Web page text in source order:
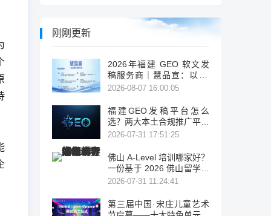
刚刚更新
2026年福建 GEO 软文发
稿服务商｜慧品宣：以 AI
技术赋能品牌全域传播
2026-08-07 16:00:05
福建GEO发稿平台怎么
选？两大本土合规推广平台
实测推荐
2026-07-31 17:51:25
佛山 A-Level 培训哪家好？
一份基于 2026 佛山留学考
试机构盘点与公开信息的客
2026-07-31 11:24:41
第三届中国·宋庄儿童艺术